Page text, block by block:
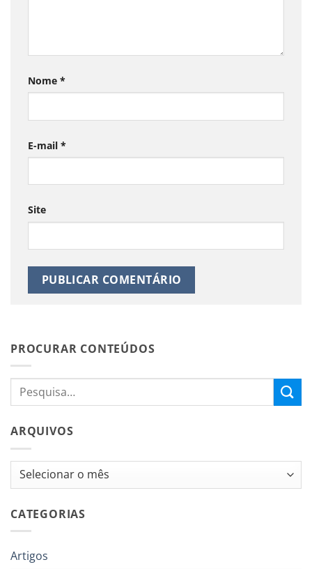
Nome *
E-mail *
Site
PROCURAR CONTEÚDOS
ARQUIVOS
Arquivos
CATEGORIAS
Artigos